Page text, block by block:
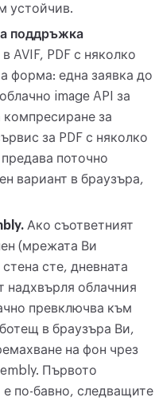
устойчив.
поддръжка
AVIF, PDF с няколко
форма: една заявка до
image API за
за
за PDF с няколко
поточно
вариант в браузъра,
Ако съответният
(мрежата Ви
сте, дневната
надхвърля облачния
превключва към
в браузъра Ви,
на фон чрез
Първото
е по-бавно, следващите